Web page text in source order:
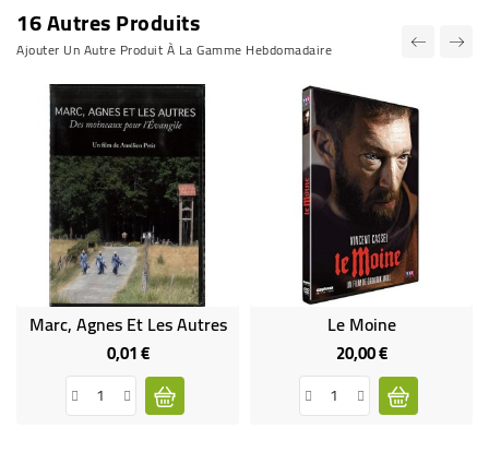
16 Autres Produits
Ajouter Un Autre Produit À La Gamme Hebdomadaire
Marc, Agnes Et Les Autres
0,01 €Prix
Le Moine
20,00 €Prix